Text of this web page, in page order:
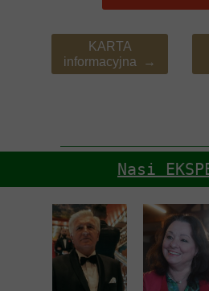
KARTA
informacyjna →
Nasi